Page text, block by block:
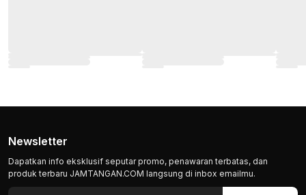
Newsletter
Dapatkan info eksklusif seputar promo, penawaran terbatas, dan
produk terbaru JAMTANGAN.COM langsung di inbox emailmu.